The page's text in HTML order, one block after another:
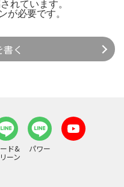
れています。
が必要です。
く
ド&
ーン
パワー